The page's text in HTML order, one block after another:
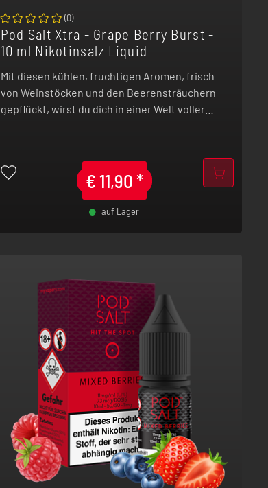
€11,90*
auf Lager
(0)
Pod Salt Xtra - Grape Berry Burst -
10 ml Nikotinsalz Liquid
Mit diesen kühlen, fruchtigen Aromen, frisch
von Weinstöcken und den Beerensträuchern
gepflückt, wirst du dich in einer Welt voller